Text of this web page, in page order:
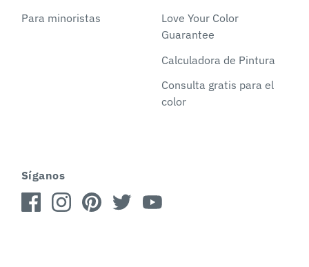
Para minoristas
Love Your Color
Guarantee
Calculadora de Pintura
Consulta gratis para el
color
Síganos